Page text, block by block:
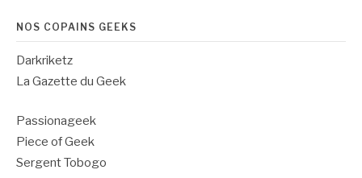
NOS COPAINS GEEKS
Darkriketz
La Gazette du Geek
Passionageek
Piece of Geek
Sergent Tobogo